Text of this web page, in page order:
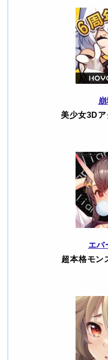
美少女3D
エバ
超本格モン